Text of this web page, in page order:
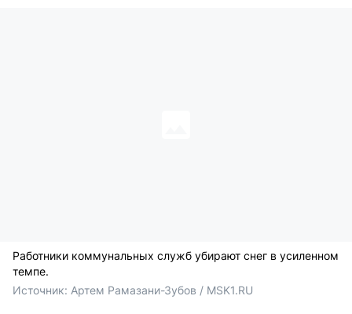
Работники коммунальных служб убирают снег в усиленном
темпе.
Источник: Артем Рамазани-Зубов / MSK1.RU